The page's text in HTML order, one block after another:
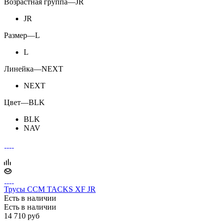
JR
Размер—L
L
Линейка—NEXT
NEXT
Цвет—BLK
BLK
NAV
Трусы CCM TACKS XF JR
Есть в наличии
Есть в наличии
14 710 руб